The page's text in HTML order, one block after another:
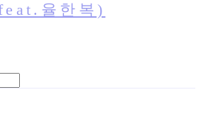
율한복)